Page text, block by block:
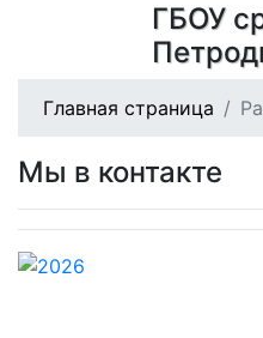
ГБОУ
Главная страница
Мы в контакте